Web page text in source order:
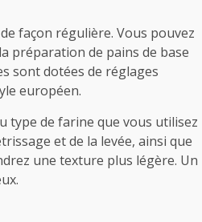
façon régulière. Vous pouvez
préparation de pains de base
sont dotées de réglages
européen.
type de farine que vous utilisez
et de la levée, ainsi que
une texture plus légère. Un